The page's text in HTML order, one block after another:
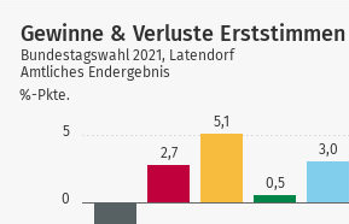
0
5
%-Pkte.
2,7
5,1
0,5
3,0
Gewinne & Verluste Erststimmen
Bundestagswahl 2021, Latendorf
Amtliches Endergebnis